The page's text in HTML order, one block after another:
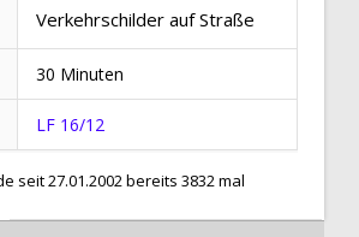
Verkehrschilder auf Straße
30 Minuten
LF 16/12
seit 27.01.2002 bereits 3832 mal